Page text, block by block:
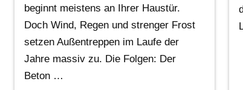
beginnt meistens an Ihrer Haustür.
Doch Wind, Regen und strenger Frost
setzen Außentreppen im Laufe der
Jahre massiv zu. Die Folgen: Der
Beton …